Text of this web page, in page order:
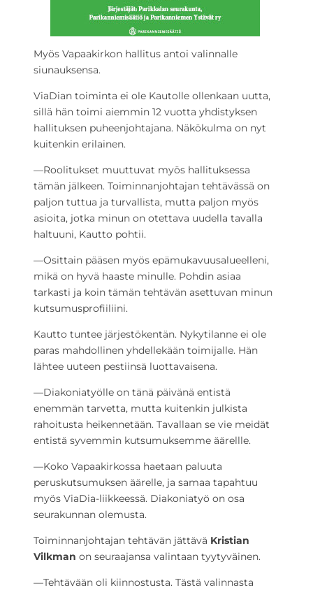
Myös Vapaakirkon hallitus antoi valinnalle
siunauksensa.
ViaDian toiminta ei ole Kautolle ollenkaan uutta,
sillä hän toimi aiemmin 12 vuotta yhdistyksen
hallituksen puheenjohtajana. Näkökulma on nyt
kuitenkin erilainen.
—Roolitukset muuttuvat myös hallituksessa
tämän jälkeen. Toiminnanjohtajan tehtävässä on
paljon tuttua ja turvallista, mutta paljon myös
asioita, jotka minun on otettava uudella tavalla
haltuuni, Kautto pohtii.
—Osittain pääsen myös epämukavuusalueelleni,
mikä on hyvä haaste minulle. Pohdin asiaa
tarkasti ja koin tämän tehtävän asettuvan minun
kutsumusprofiiliini.
Kautto tuntee järjestökentän. Nykytilanne ei ole
paras mahdollinen yhdellekään toimijalle. Hän
lähtee uuteen pestiinsä luottavaisena.
—Diakoniatyölle on tänä päivänä entistä
enemmän tarvetta, mutta kuitenkin julkista
rahoitusta heikennetään. Tavallaan se vie meidät
entistä syvemmin kutsumuksemme äärellle.
—Koko Vapaakirkossa haetaan paluuta
peruskutsumuksen äärelle, ja samaa tapahtuu
myös ViaDia-liikkeessä. Diakoniatyö on osa
seurakunnan olemusta.
Toiminnanjohtajan tehtävän jättävä Kristian
Vilkman on seuraajansa valintaan tyytyväinen.
—Tehtävään oli kiinnostusta. Tästä valinnasta